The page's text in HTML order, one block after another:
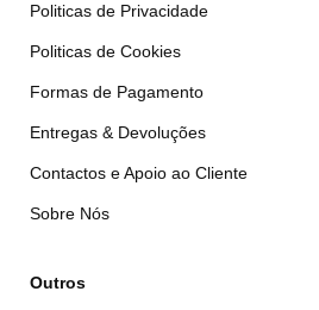
Politicas de Privacidade
Politicas de Cookies
Formas de Pagamento
Entregas & Devoluções
Contactos e Apoio ao Cliente
Sobre Nós
Outros